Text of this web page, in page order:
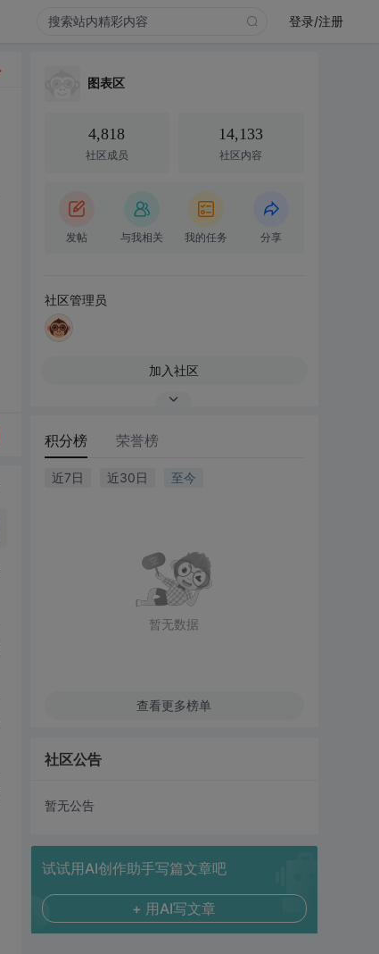
登录/注册
图表区
4,818
社区成员
14,133
社区内容
发帖 与我相关 我的任务 分享
社区管理员
加入社区
积分榜 荣誉榜
近7日 近30日 至今
暂无数据
查看更多榜单
社区公告
暂无公告
试试用AI创作助手写篇文章吧
+ 用AI写文章